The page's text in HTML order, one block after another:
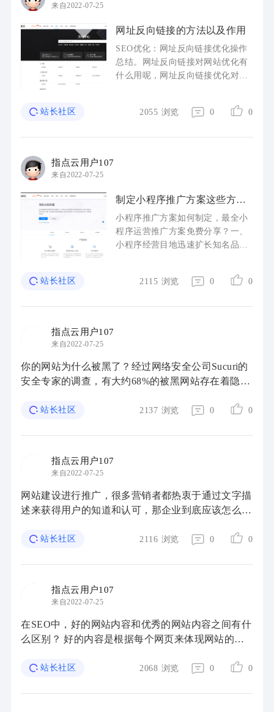
来自2022-07-25
网址反向链接的方法以及作用
SEO优化：网址反向链接优化操作
总结。网址反向链接对网站优化有
什么用呢，网址反向链接优化对提
链接所在网站的内容主题与你网站
站长社区 2055 浏览 0 0
指点云用户107
来自2022-07-25
制定小程序推广方案这些方面
很重要
小程序推广方案如何制定，最全小
程序运营推广方案免费分享？一、
小程序经营目地迅速扩长知名品牌
提升用户的存留，以做到转化成消
站长社区 2115 浏览 0 0
指点云用户107
来自2022-07-25
你的网站为什么被黑了？经过网络安全公司Sucuri的
安全专家的调查，有大约68%的被黑网站存在着隐藏
供的秘密通道，即使管理员改变安全口令或更新 ...
站长社区 2137 浏览 0 0
指点云用户107
来自2022-07-25
网站建设进行推广，很多营销者都热衷于通过文字描
述来获得用户的知道和认可，那企业到底应该怎么样
推广平台，大家如果清晰各平台的优劣势就可 ...
站长社区 2116 浏览 0 0
指点云用户107
来自2022-07-25
在SEO中，好的网站内容和优秀的网站内容之间有什
么区别？ 好的内容是根据每个网页来体现网站的整
持主题不变并会随着时间的推移增加内部链接。优 ...
站长社区 2068 浏览 0 0